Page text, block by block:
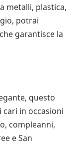
metalli, plastica,
potrai
garantisce la
questo
in occasioni
compleanni,
e San